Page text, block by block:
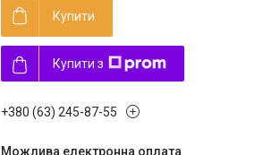
Купити
Купити з
+380 (63) 245-87-55